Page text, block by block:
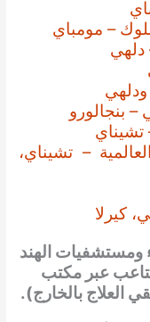
– مومباي
دلهي
بنجالورو
تشيناي
– تشيناي،
كيرلا
ومستشفيات الهند
عبر مكتب
العلاج بالخارج).